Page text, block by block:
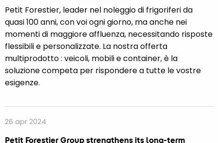
Petit Forestier, leader nel noleggio di frigoriferi da
quasi 100 anni, con voi ogni giorno, ma anche nei
momenti di maggiore affluenza, necessitando risposte
flessibili e personalizzate. La nostra offerta
multiprodotto : veicoli, mobili e container, è la
soluzione competa per rispondere a tutte le vostre
esigenze.
26 apr 2024
Petit Forestier Group strengthens its long-term